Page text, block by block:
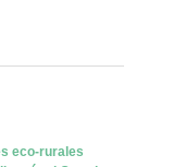
eco-rurales